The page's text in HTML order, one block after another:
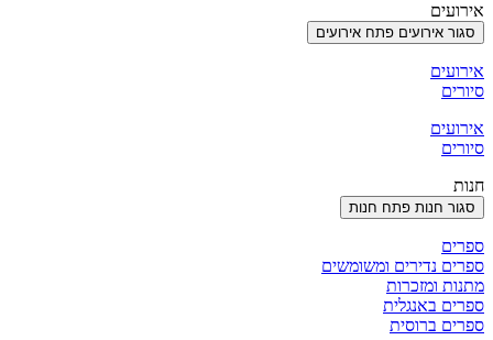
אירועים
סגור אירועים פתח אירועים
אירועים
סיורים
אירועים
סיורים
חנות
סגור חנות פתח חנות
ספרים
ספרים נדירים ומשומשים
מתנות ומזכרות
ספרים באנגלית
ספרים ברוסית